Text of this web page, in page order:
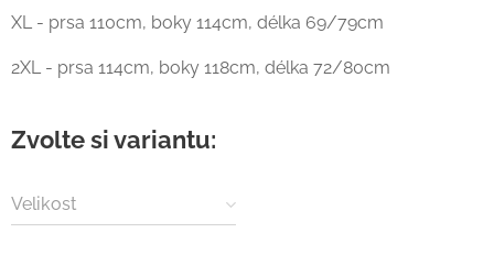
XL - prsa 110cm, boky 114cm, délka 69/79cm
2XL - prsa 114cm, boky 118cm, délka 72/80cm
Zvolte si variantu:
Velikost